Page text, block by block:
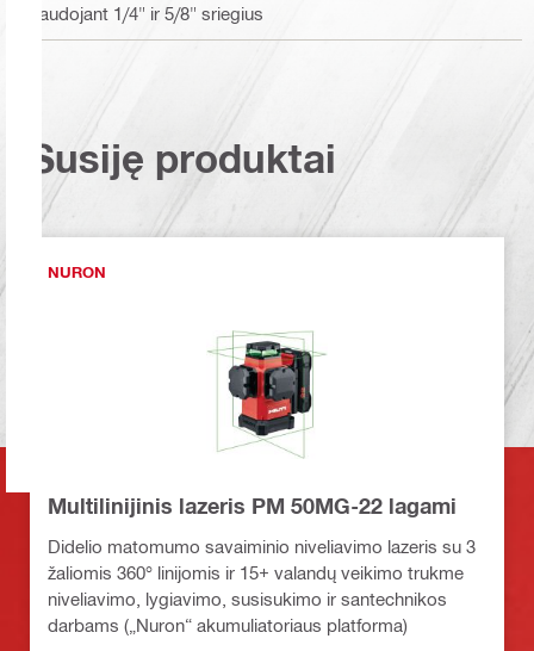
naudojant 1/4" ir 5/8" sriegius
Susiję produktai
NURON
Multilinijinis lazeris PM 50MG-22 lagami
Didelio matomumo savaiminio niveliavimo lazeris su 3
žaliomis 360° linijomis ir 15+ valandų veikimo trukme
niveliavimo, lygiavimo, susisukimo ir santechnikos
darbams („Nuron“ akumuliatoriaus platforma)